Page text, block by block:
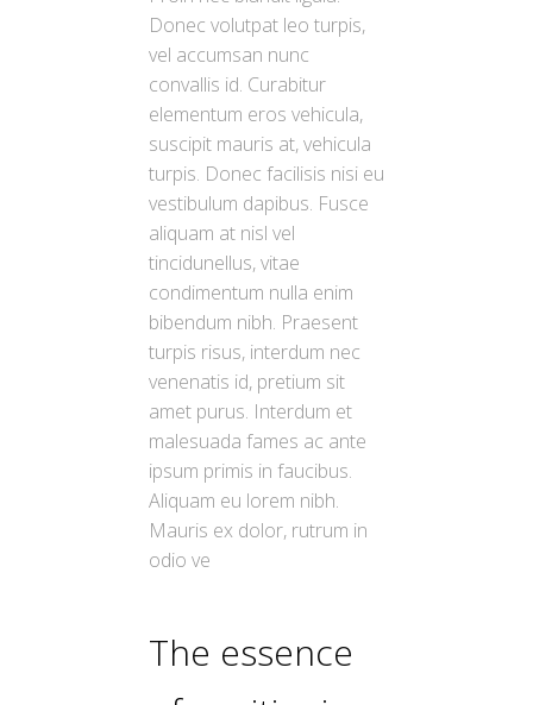
Donec volutpat leo turpis,
vel accumsan nunc
convallis id. Curabitur
elementum eros vehicula,
suscipit mauris at, vehicula
turpis. Donec facilisis nisi eu
vestibulum dapibus. Fusce
aliquam at nisl vel
tincidunellus, vitae
condimentum nulla enim
bibendum nibh. Praesent
turpis risus, interdum nec
venenatis id, pretium sit
amet purus. Interdum et
malesuada fames ac ante
ipsum primis in faucibus.
Aliquam eu lorem nibh.
Mauris ex dolor, rutrum in
odio ve
The essence